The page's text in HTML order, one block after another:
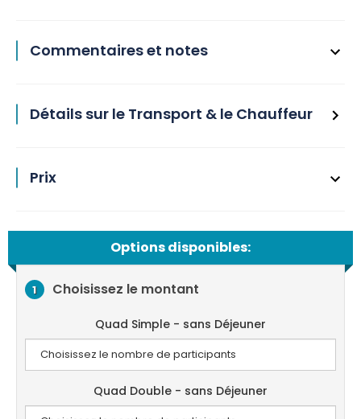
Commentaires et notes
Détails sur le Transport & le Chauffeur
Prix
Options disponibles:
1 Choisissez le montant
Quad Simple - sans Déjeuner
Quad Double - sans Déjeuner